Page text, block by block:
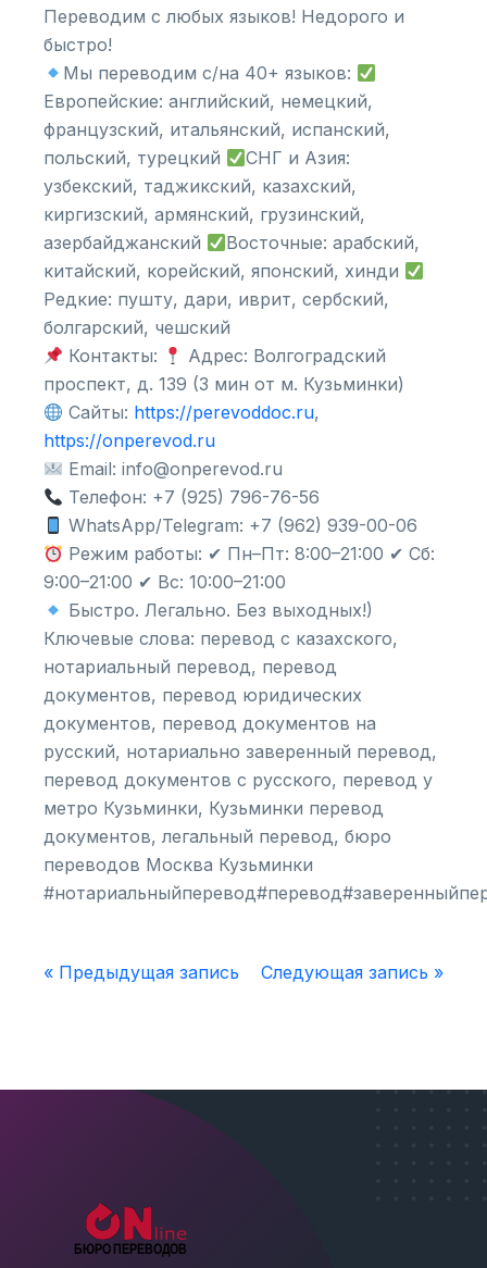
Переводим с любых языков! Недорого и
быстро!
Мы переводим с/на 40+ языков:
Европейские: английский, немецкий,
французский, итальянский, испанский,
польский, турецкий
СНГ и Азия:
узбекский, таджикский, казахский,
киргизский, армянский, грузинский,
азербайджанский
Восточные: арабский,
китайский, корейский, японский, хинди
Редкие: пушту, дари, иврит, сербский,
болгарский, чешский
Контакты:
Адрес: Волгоградский
проспект, д. 139 (3 мин от м. Кузьминки)
Сайты: https://perevoddoc.ru,
https://onperevod.ru
Email: info@onperevod.ru
Телефон: +7 (925) 796-76-56
WhatsApp/Telegram: +7 (962) 939-00-06
Режим работы: ✔ Пн–Пт: 8:00–21:00 ✔ Сб:
9:00–21:00 ✔ Вс: 10:00–21:00
Быстро. Легально. Без выходных!)
Ключевые слова: перевод с казахского,
нотариальный перевод, перевод
документов, перевод юридических
документов, перевод документов на
русский, нотариально заверенный перевод,
перевод документов с русского, перевод у
метро Кузьминки, Кузьминки перевод
документов, легальный перевод, бюро
переводов Москва Кузьминки
« Предыдущая запись Следующая запись »